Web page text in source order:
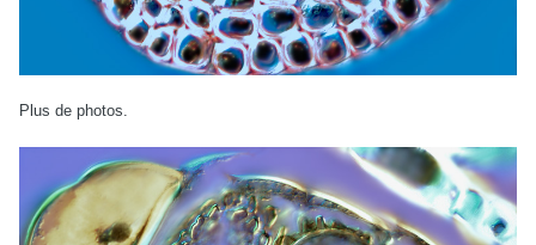
Plus de photos.